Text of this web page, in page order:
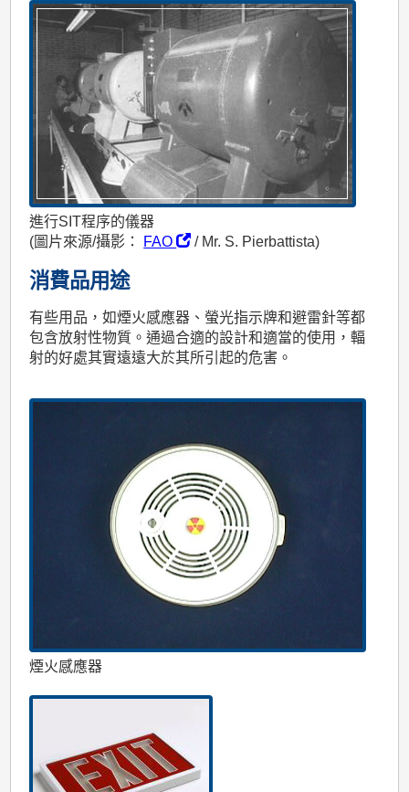
進行SIT程序的儀器
(圖片來源/攝影：
FAO / Mr. S. Pierbattista)
消費品用途
有些用品，如煙火感應器、螢光指示牌和避雷針等都
包含放射性物質。通過合適的設計和適當的使用，輻
射的好處其實遠遠大於其所引起的危害。
煙火感應器